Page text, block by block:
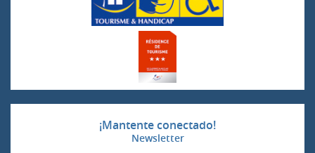
¡Mantente conectado!
Newsletter